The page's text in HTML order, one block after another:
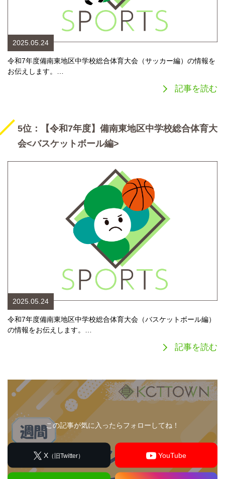
2025.05.24
令和7年度備南東地区中学校総合体育大会（サッカー編）の情報を
お伝えします。…
記事を読む
5位：【令和7年度】備南東地区中学校総合体育大
会<バスケットボール編>
2025.05.24
令和7年度備南東地区中学校総合体育大会（バスケットボール編）
の情報をお伝えします。…
記事を読む
この記事が気に入ったらフォローしてね！
X （旧Twitter） YouTube